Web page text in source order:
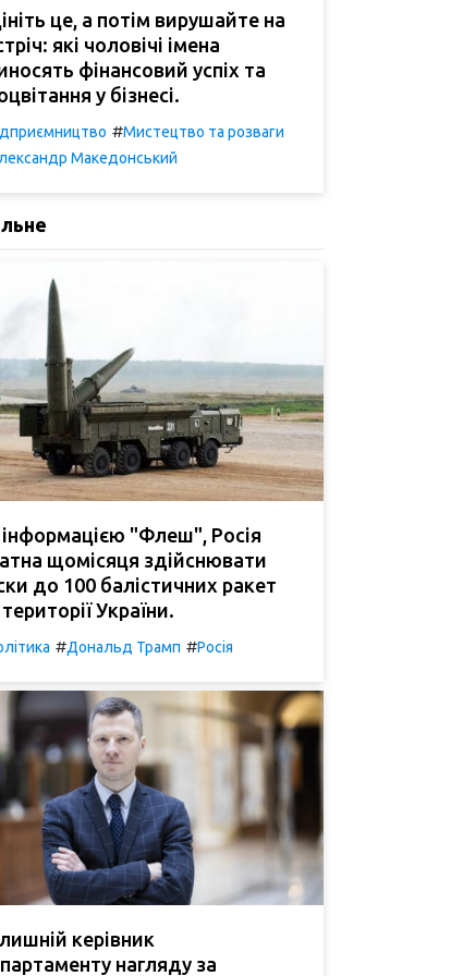
це, а потім вирушайте на
які чоловічі імена
фінансовий успіх та
у бізнесі.
#Мистецтво та розваги
Македонський
інформацією "Флеш", Росія
щомісяця здійснювати
до 100 балістичних ракет
України.
#Дональд Трамп #Росія
керівник
нагляду за